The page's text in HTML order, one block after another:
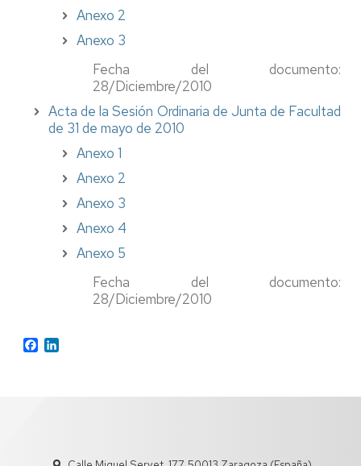
Anexo 2
Anexo 3
Fecha del documento:
28/Diciembre/2010
Acta de la Sesión Ordinaria de Junta de Facultad
de 31 de mayo de 2010
Anexo 1
Anexo 2
Anexo 3
Anexo 4
Anexo 5
Fecha del documento:
28/Diciembre/2010
Facebook